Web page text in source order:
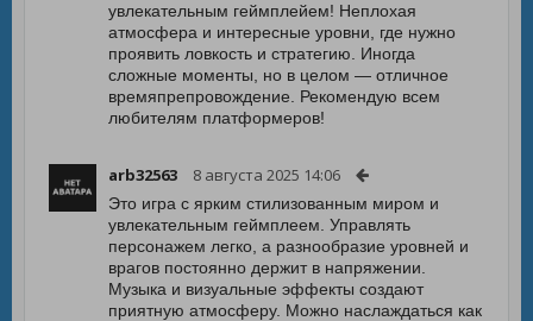
увлекательным геймплейем! Неплохая
атмосфера и интересные уровни, где нужно
проявить ловкость и стратегию. Иногда
сложные моменты, но в целом — отличное
времяпрепровождение. Рекомендую всем
любителям платформеров!
arb32563 8 августа 2025 14:06
Это игра с ярким стилизованным миром и
увлекательным геймплеем. Управлять
персонажем легко, а разнообразие уровней и
врагов постоянно держит в напряжении.
Музыка и визуальные эффекты создают
приятную атмосферу. Можно наслаждаться как